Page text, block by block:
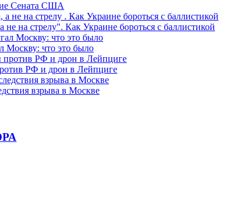
Сената США
не на стрелу". Как Украине бороться с баллистикой
Москву: что это было
РФ и дрон в Лейпциге
взрыва в Москве